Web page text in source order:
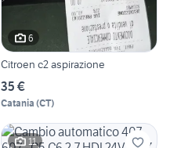
6
Citroen c2 aspirazione
35 €
Catania (CT)
11